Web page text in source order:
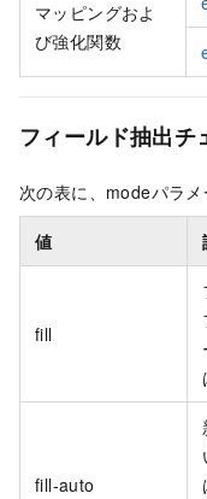
マッピングおよ
び強化関数
フィールド抽出チ
次の表に、modeパラメ
値
fill
fill-auto